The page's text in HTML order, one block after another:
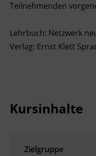
Teilnehmenden
Lehrbuch: Netzwerk
Verlag: Ernst Klett
Kursinhalte
Zielgruppe